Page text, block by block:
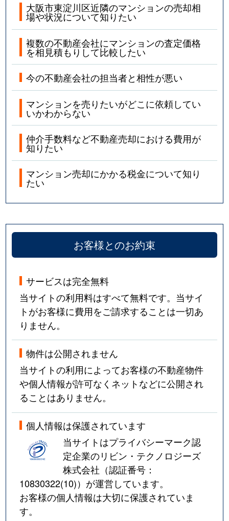
大阪市東淀川区近隣のマンションの売却相
場や状況について知りたい
複数の不動産会社にマンションの査定価格
を相見積もりして比較したい
今の不動産会社の担当者と相性が悪い
マンションを売りたいがどこに依頼してい
いかわからない
仲介手数料など不動産売却における費用が
知りたい
マンション売却にかかる税金について知り
たい
お客様とのお約束
サービスは完全無料
当サイトの利用料はすべて無料です。当サイ
トがお客様に費用をご請求することは一切あ
りません。
物件は公開されません
当サイトの利用によってお客様の不動産物件
や個人情報が許可なくネットなどに公開され
ることはありません。
個人情報は保護されています
当サイトはプライバシーマーク認
定企業のリビン・テクノロジーズ
株式会社（認証番号：
10830322(10)）が運営しています。
お客様の個人情報は大切に保護されていま
す。